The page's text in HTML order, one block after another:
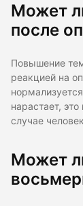
Может
после
Повышение
реакцией на
нарастает,
случае
Может